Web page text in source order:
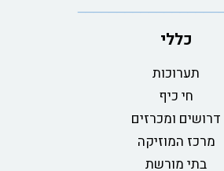
כללי
תערוכות
חי כיף
דרושים ומכרזים
מרכז המוזיקה
בתי מורשת